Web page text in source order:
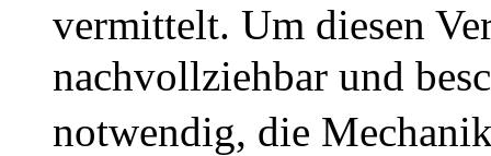
vermittelt. Um diesen
nachvollziehbar und
notwendig, die